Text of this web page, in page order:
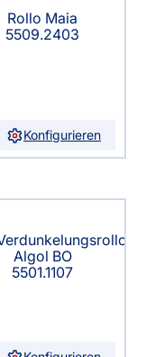
Rollo Maia
5509.2403
Konfigurieren
Algol BO
5501.1107